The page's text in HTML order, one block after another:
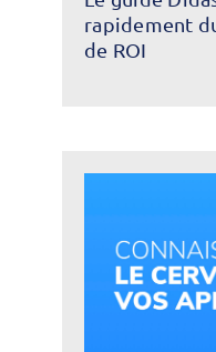
rapidement
de ROI